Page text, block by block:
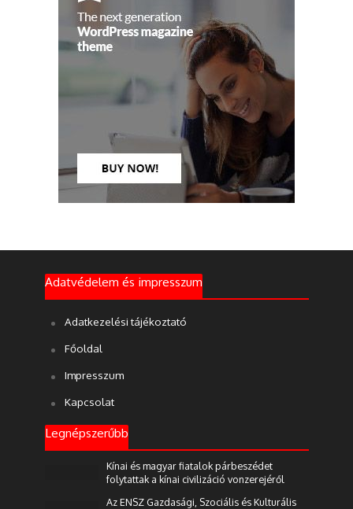
Adatvédelem és impresszum
Adatkezelési tájékoztató
Főoldal
Impresszum
Kapcsolat
Legnépszerűbb
Kínai és magyar fiatalok párbeszédet
folytattak a kínai civilizáció vonzerejéről
Az ENSZ Gazdasági, Szociális és Kulturális